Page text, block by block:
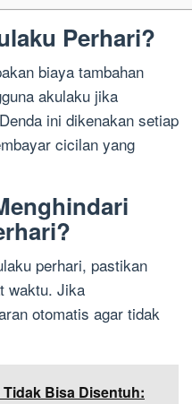
Perhari?
biaya tambahan
akulaku jika
ini dikenakan setiap
cicilan yang
perhari, pastikan
waktu. Jika
otomatis agar tidak
Bisa Disentuh: